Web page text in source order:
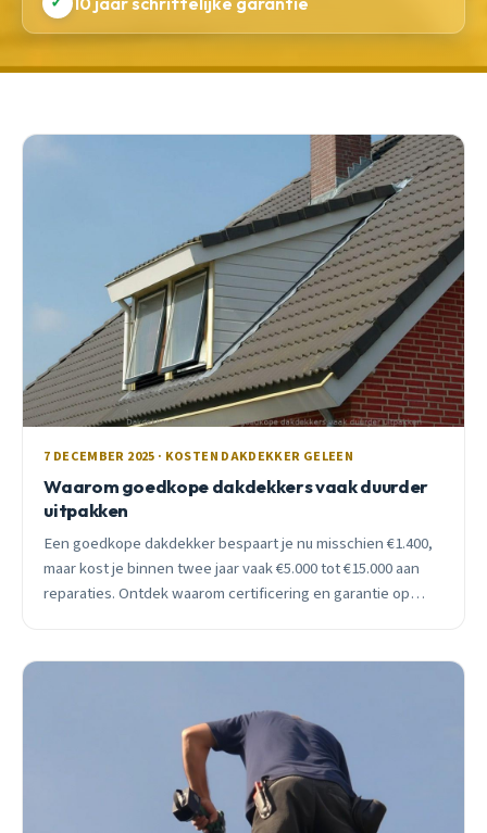
7 DECEMBER 2025 · KOSTEN DAKDEKKER GELEEN
Waarom goedkope dakdekkers vaak duurder
uitpakken
Een goedkope dakdekker bespaart je nu misschien €1.400,
maar kost je binnen twee jaar vaak €5.000 tot €15.000 aan
reparaties. Ontdek waarom certificering en garantie op